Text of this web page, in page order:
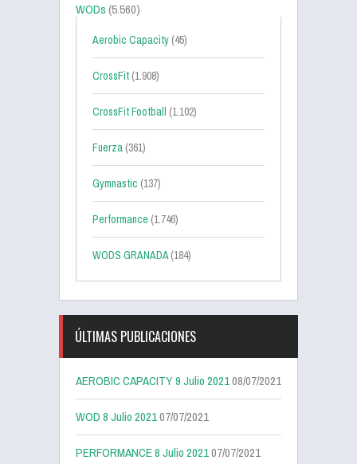
WODs(5.560)
Aerobic Capacity (45)
CrossFit (1.908)
CrossFit Football (1.102)
Fuerza (361)
Gymnastic (137)
Performance (1.746)
WODS GRANADA(184)
ÚLTIMAS PUBLICACIONES
AEROBIC CAPACITY 9 Julio 202108/07/2021
WOD 8 Julio 202107/07/2021
PERFORMANCE 8 Julio 202107/07/2021